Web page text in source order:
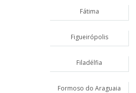
Fátima
Figueirópolis
Filadélfia
Formoso do Araguaia